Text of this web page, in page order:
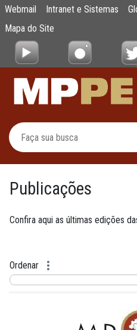
Pular para o Conteúdo principal
Publicações
Webmail Intranet e Sistemas
Mapa do Site
Publicações
Confira aqui as últimas edições
Ordenar